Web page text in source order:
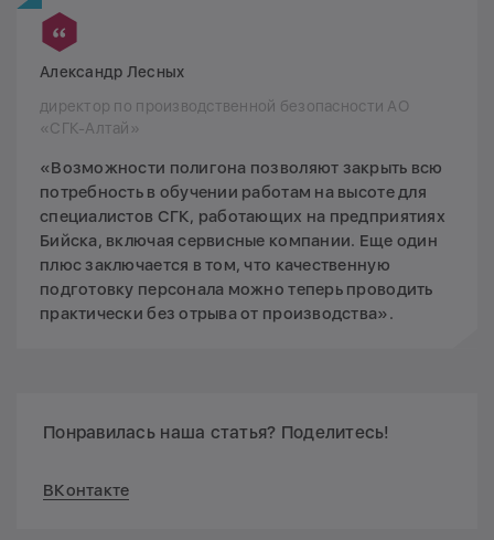
Александр Лесных
директор по производственной безопасности АО
«СГК-Алтай»
«Возможности полигона позволяют закрыть всю
потребность в обучении работам на высоте для
специалистов СГК, работающих на предприятиях
Бийска, включая сервисные компании. Еще один
плюс заключается в том, что качественную
подготовку персонала можно теперь проводить
практически без отрыва от производства».
Понравилась наша статья? Поделитесь!
ВКонтакте